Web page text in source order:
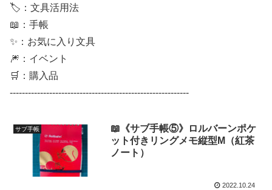
🏷：文具活用法
📖：手帳
✨：お気に入り文具
🎆：イベント
🛒：購入品
-----------------------------------------------------------
サブ手帳
📖《サブ手帳⑤》ロルバーンポケ
ット付きリングメモ縦型M（紅茶
ノート）
2022.10.24